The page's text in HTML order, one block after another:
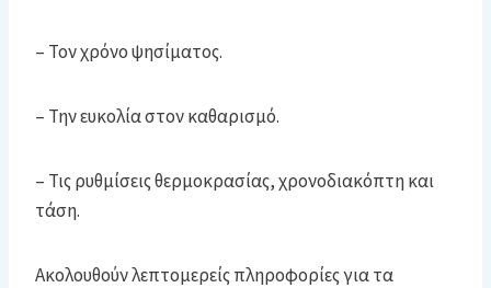
– Τον χρόνο ψησίματος.
– Την ευκολία στον καθαρισμό.
– Τις ρυθμίσεις θερμοκρασίας, χρονοδιακόπτη και
τάση.
Ακολουθούν λεπτομερείς πληροφορίες για τα